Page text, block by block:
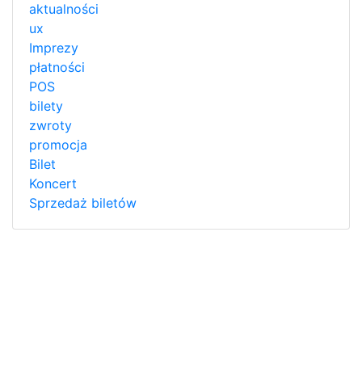
aktualności
ux
Imprezy
płatności
POS
bilety
zwroty
promocja
Bilet
Koncert
Sprzedaż biletów